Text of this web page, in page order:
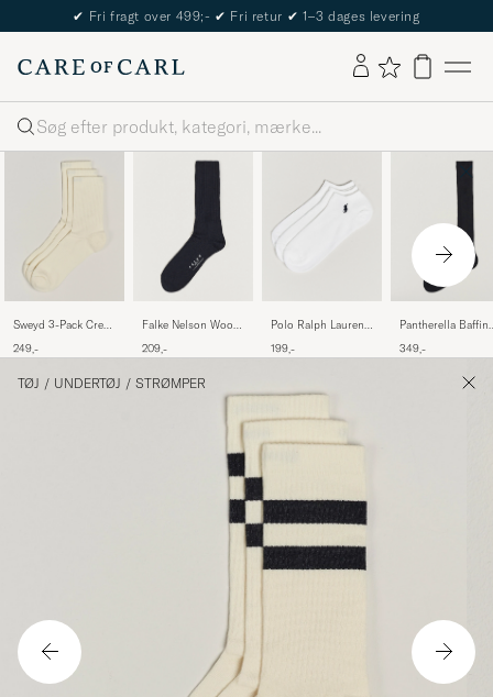
The Care of Carl Passport
Søg
Sweyd 3-Pack Crew
249,-
Falke Nelson Wool
Navy
209,-
Polo Ralph Lauren
White
199,-
Pantherella Baffin
Black
349,-
TØJ / UNDERTØJ / STRØMPER